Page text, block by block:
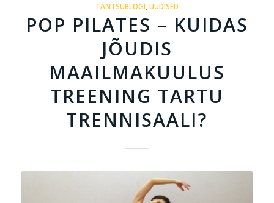
TANTSUBLOGI UUDISED
POP PILATES – KUIDAS
JÕUDIS
MAAILMAKUULUS
TREENING TARTU
TRENNISAALI?